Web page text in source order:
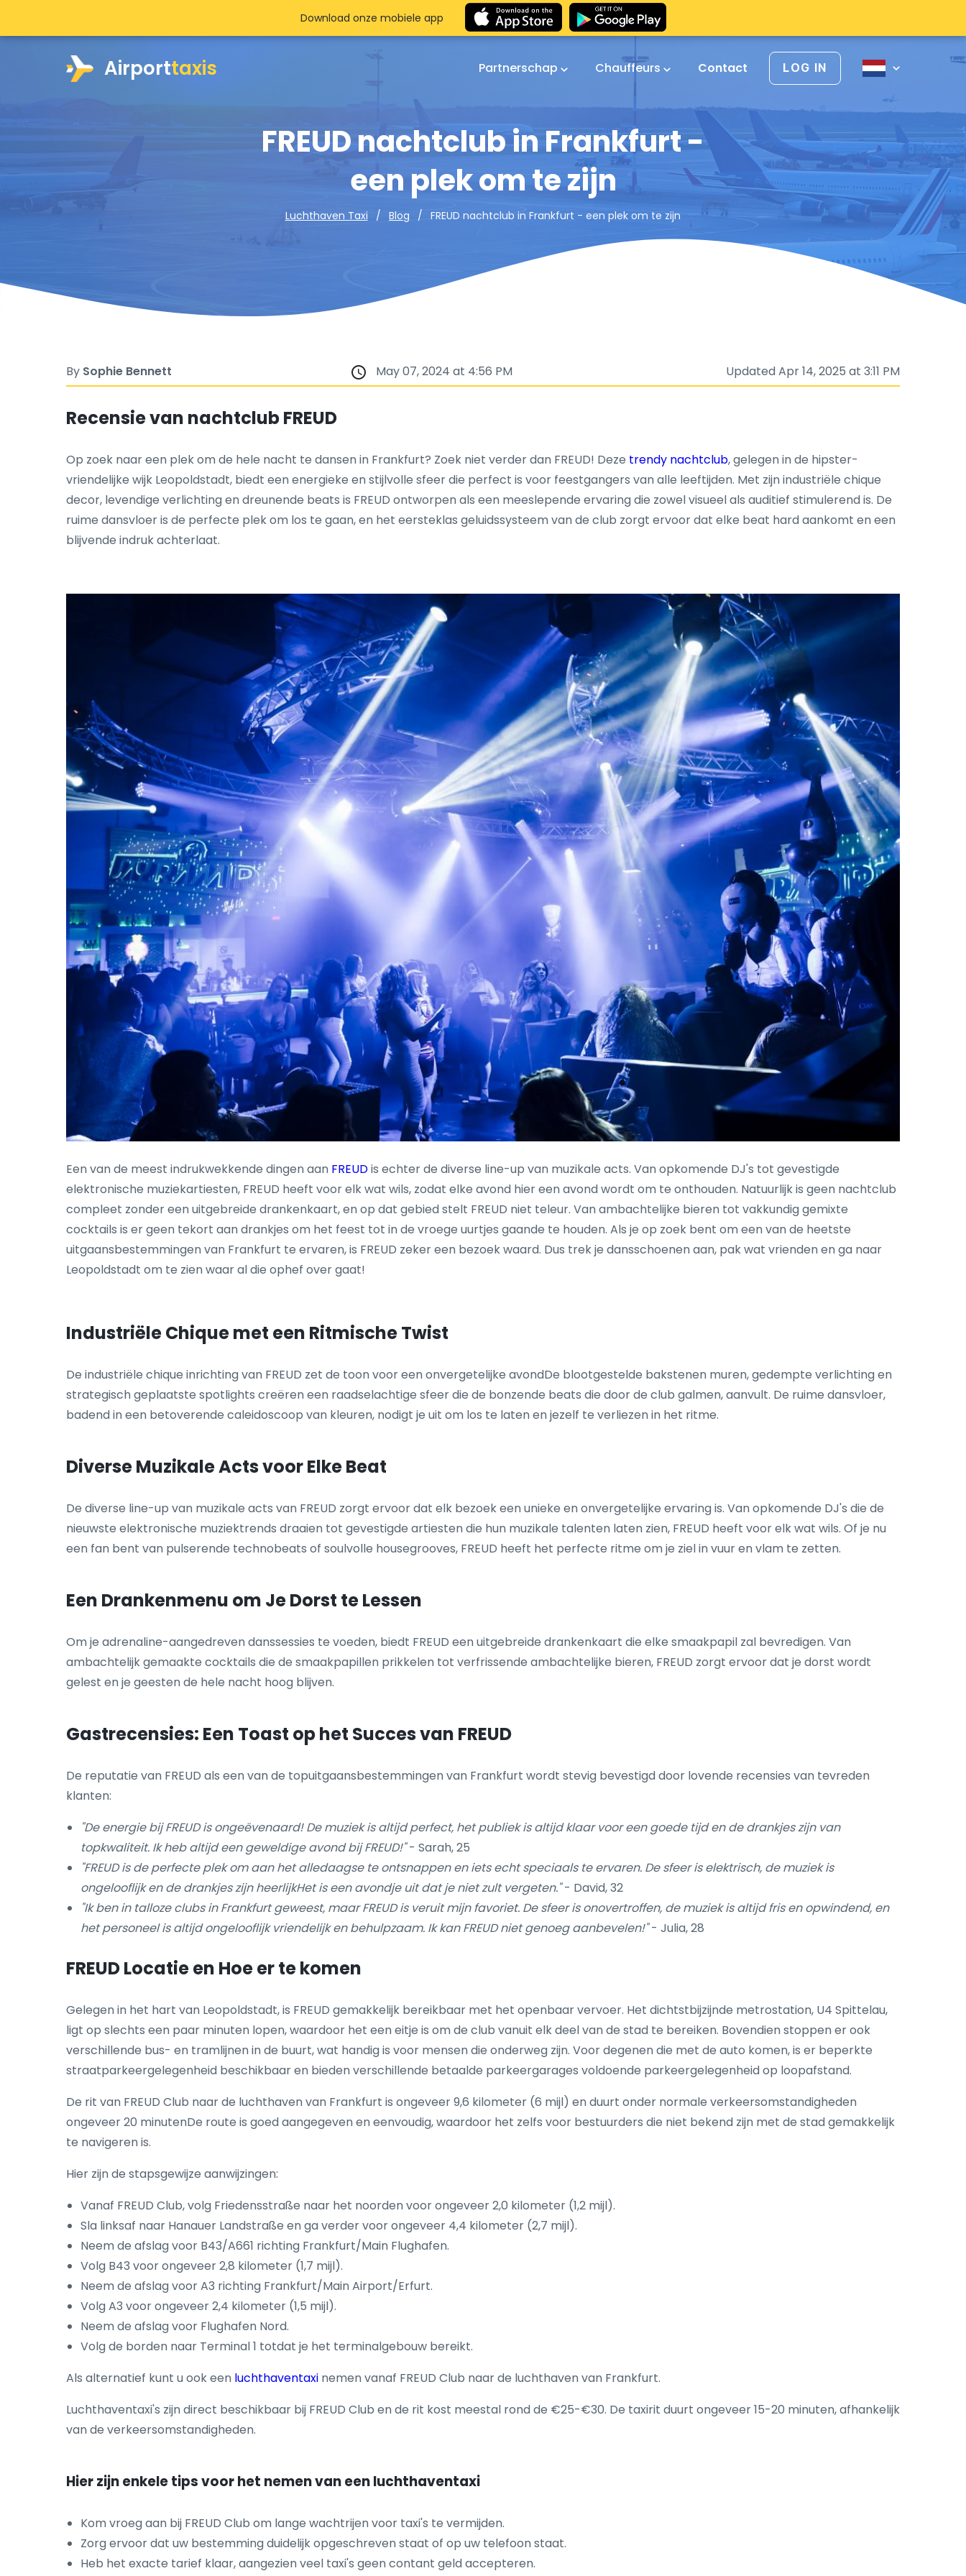
Airporttaxis Partnerschap Chauffeurs Contact LOG IN
FREUD nachtclub in Frankfurt -
een plek om te zijn
Luchthaven Taxi Blog FREUD nachtclub in Frankfurt - een plek om te zijn
Download onze mobiele app
By Sophie Bennett May 07, 2024 at 4:56 PM Updated Apr 14, 2025 at 3:11 PM
Recensie van nachtclub FREUD
Op zoek naar een plek om de hele nacht te dansen in Frankfurt? Zoek niet verder dan FREUD! Deze trendy nachtclub, gelegen in de hipster-
vriendelijke wijk Leopoldstadt, biedt een energieke en stijlvolle sfeer die perfect is voor feestgangers van alle leeftijden. Met zijn industriële chique
decor, levendige verlichting en dreunende beats is FREUD ontworpen als een meeslepende ervaring die zowel visueel als auditief stimulerend is. De
ruime dansvloer is de perfecte plek om los te gaan, en het eersteklas geluidssysteem van de club zorgt ervoor dat elke beat hard aankomt en een
blijvende indruk achterlaat.
Een van de meest indrukwekkende dingen aan FREUDis echter de diverse line-up van muzikale acts. Van opkomende DJ's tot gevestigde
elektronische muziekartiesten, FREUD heeft voor elk wat wils, zodat elke avond hier een avond wordt om te onthouden. Natuurlijk is geen nachtclub
compleet zonder een uitgebreide drankenkaart, en op dat gebied stelt FREUD niet teleur. Van ambachtelijke bieren tot vakkundig gemixte
cocktails is er geen tekort aan drankjes om het feest tot in de vroege uurtjes gaande te houden. Als je op zoek bent om een van de heetste
uitgaansbestemmingen van Frankfurt te ervaren, is FREUD zeker een bezoek waard. Dus trek je dansschoenen aan, pak wat vrienden en ga naar
Leopoldstadt om te zien waar al die ophef over gaat!
Industriële Chique met een Ritmische Twist
De industriële chique inrichting van FREUD zet de toon voor een onvergetelijke avondDe blootgestelde bakstenen muren, gedempte verlichting en
strategisch geplaatste spotlights creëren een raadselachtige sfeer die de bonzende beats die door de club galmen, aanvult. De ruime dansvloer,
badend in een betoverende caleidoscoop van kleuren, nodigt je uit om los te laten en jezelf te verliezen in het ritme.
Diverse Muzikale Acts voor Elke Beat
De diverse line-up van muzikale acts van FREUD zorgt ervoor dat elk bezoek een unieke en onvergetelijke ervaring is. Van opkomende DJ's die de
nieuwste elektronische muziektrends draaien tot gevestigde artiesten die hun muzikale talenten laten zien, FREUD heeft voor elk wat wils. Of je nu
een fan bent van pulserende technobeats of soulvolle housegrooves, FREUD heeft het perfecte ritme om je ziel in vuur en vlam te zetten.
Een Drankenmenu om Je Dorst te Lessen
Om je adrenaline-aangedreven danssessies te voeden, biedt FREUD een uitgebreide drankenkaart die elke smaakpapil zal bevredigen. Van
ambachtelijk gemaakte cocktails die de smaakpapillen prikkelen tot verfrissende ambachtelijke bieren, FREUD zorgt ervoor dat je dorst wordt
gelest en je geesten de hele nacht hoog blijven.
Gastrecensies: Een Toast op het Succes van FREUD
De reputatie van FREUD als een van de topuitgaansbestemmingen van Frankfurt wordt stevig bevestigd door lovende recensies van tevreden
klanten:
"De energie bij FREUD is ongeëvenaard! De muziek is altijd perfect, het publiek is altijd klaar voor een goede tijd en de drankjes zijn van
topkwaliteit. Ik heb altijd een geweldige avond bij FREUD!"- Sarah, 25
"FREUD is de perfecte plek om aan het alledaagse te ontsnappen en iets echt speciaals te ervaren. De sfeer is elektrisch, de muziek is
ongelooflijk en de drankjes zijn heerlijkHet is een avondje uit dat je niet zult vergeten."- David, 32
"Ik ben in talloze clubs in Frankfurt geweest, maar FREUD is veruit mijn favoriet. De sfeer is onovertroffen, de muziek is altijd fris en opwindend, en
het personeel is altijd ongelooflijk vriendelijk en behulpzaam. Ik kan FREUD niet genoeg aanbevelen!"- Julia, 28
FREUD Locatie en Hoe er te komen
Gelegen in het hart van Leopoldstadt, is FREUD gemakkelijk bereikbaar met het openbaar vervoer. Het dichtstbijzijnde metrostation, U4 Spittelau,
ligt op slechts een paar minuten lopen, waardoor het een eitje is om de club vanuit elk deel van de stad te bereiken. Bovendien stoppen er ook
verschillende bus- en tramlijnen in de buurt, wat handig is voor mensen die onderweg zijn. Voor degenen die met de auto komen, is er beperkte
straatparkeergelegenheid beschikbaar en bieden verschillende betaalde parkeergarages voldoende parkeergelegenheid op loopafstand.
De rit van FREUD Club naar de luchthaven van Frankfurt is ongeveer 9,6 kilometer (6 mijl) en duurt onder normale verkeersomstandigheden
ongeveer 20 minutenDe route is goed aangegeven en eenvoudig, waardoor het zelfs voor bestuurders die niet bekend zijn met de stad gemakkelijk
te navigeren is.
Hier zijn de stapsgewijze aanwijzingen:
Vanaf FREUD Club, volg Friedensstraße naar het noorden voor ongeveer 2,0 kilometer (1,2 mijl).
Sla linksaf naar Hanauer Landstraße en ga verder voor ongeveer 4,4 kilometer (2,7 mijl).
Neem de afslag voor B43/A661 richting Frankfurt/Main Flughafen.
Volg B43 voor ongeveer 2,8 kilometer (1,7 mijl).
Neem de afslag voor A3 richting Frankfurt/Main Airport/Erfurt.
Volg A3 voor ongeveer 2,4 kilometer (1,5 mijl).
Neem de afslag voor Flughafen Nord.
Volg de borden naar Terminal 1 totdat je het terminalgebouw bereikt.
Als alternatief kunt u ook een luchthaventaxi nemen vanaf FREUD Club naar de luchthaven van Frankfurt.
Luchthaventaxi's zijn direct beschikbaar bij FREUD Club en de rit kost meestal rond de €25-€30. De taxirit duurt ongeveer 15-20 minuten, afhankelijk
van de verkeersomstandigheden.
Hier zijn enkele tips voor het nemen van een luchthaventaxi
Kom vroeg aan bij FREUD Club om lange wachtrijen voor taxi's te vermijden.
Zorg ervoor dat uw bestemming duidelijk opgeschreven staat of op uw telefoon staat.
Heb het exacte tarief klaar, aangezien veel taxi's geen contant geld accepteren.